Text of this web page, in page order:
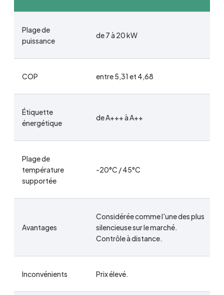
Plage de
puissance
de 7 à 20 kW
COP entre 5,31 et 4,68
Étiquette
énergétique
de A+++ à A++
Plage de
température
supportée
-20°C / 45°C
Avantages
Considérée comme l'une des plus
silencieuse sur le marché.
Contrôle à distance.
Inconvénients Prix élevé.